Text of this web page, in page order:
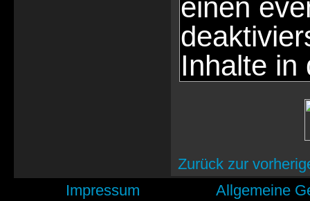
einen
Inhalte in
Zurück zur
Impressum
Allgemeine